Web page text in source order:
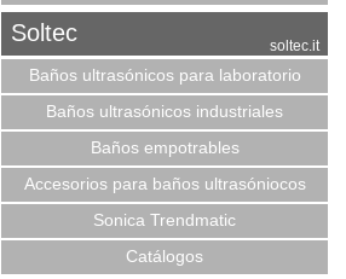
Soltec soltec.it
Baños ultrasónicos para laboratorio
Baños ultrasónicos industriales
Baños empotrables
Accesorios para baños ultrasóniocos
Sonica Trendmatic
Catálogos